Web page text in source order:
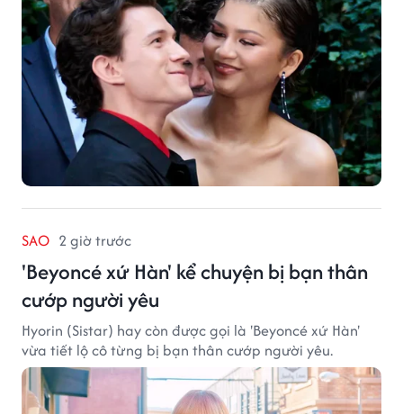
SAO 2 giờ trước
'Beyoncé xứ Hàn' kể chuyện bị bạn thân
cướp người yêu
Hyorin (Sistar) hay còn được gọi là 'Beyoncé xứ Hàn'
vừa tiết lộ cô từng bị bạn thân cướp người yêu.